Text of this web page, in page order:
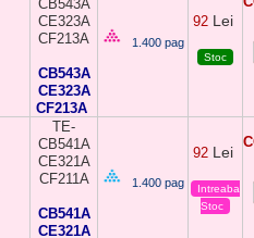
CB543A
CE323A
CF213A
CB543A
CE323A
CF213A
1.400 pag
92 Lei
Stoc
TE-
CB541A
CE321A
CF211A
CB541A
CE321A
1.400 pag
92 Lei
Intreaba
Stoc